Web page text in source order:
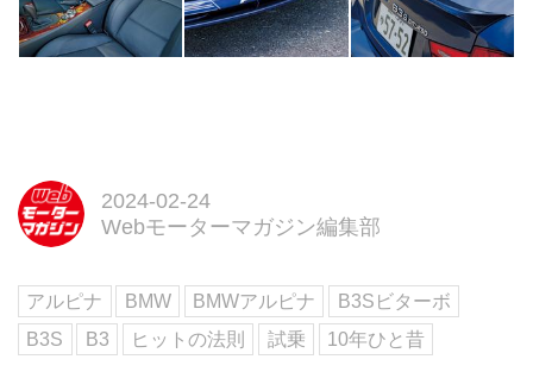
2024-02-24
Webモーターマガジン編集部
アルピナ BMW BMWアルピナ
B3Sビターボ
B3S
B3 ヒットの法則 試乗 10年ひと昔